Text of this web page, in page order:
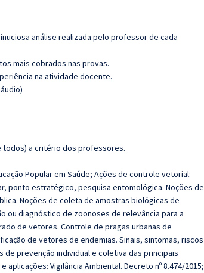
análise realizada pelo professor de cada
mais cobrados nas provas.
na atividade docente.
todos) a critério dos professores.
Popular em Saúde; Ações de controle vetorial:
ponto estratégico, pesquisa entomológica. Noções de
Noções de coleta de amostras biológicas de
ou diagnóstico de zoonoses de relevância para a
de vetores. Controle de pragas urbanas de
de vetores de endemias. Sinais, sintomas, riscos
prevenção individual e coletiva das principais
Vigilância Ambiental. Decreto nº 8.474/2015;